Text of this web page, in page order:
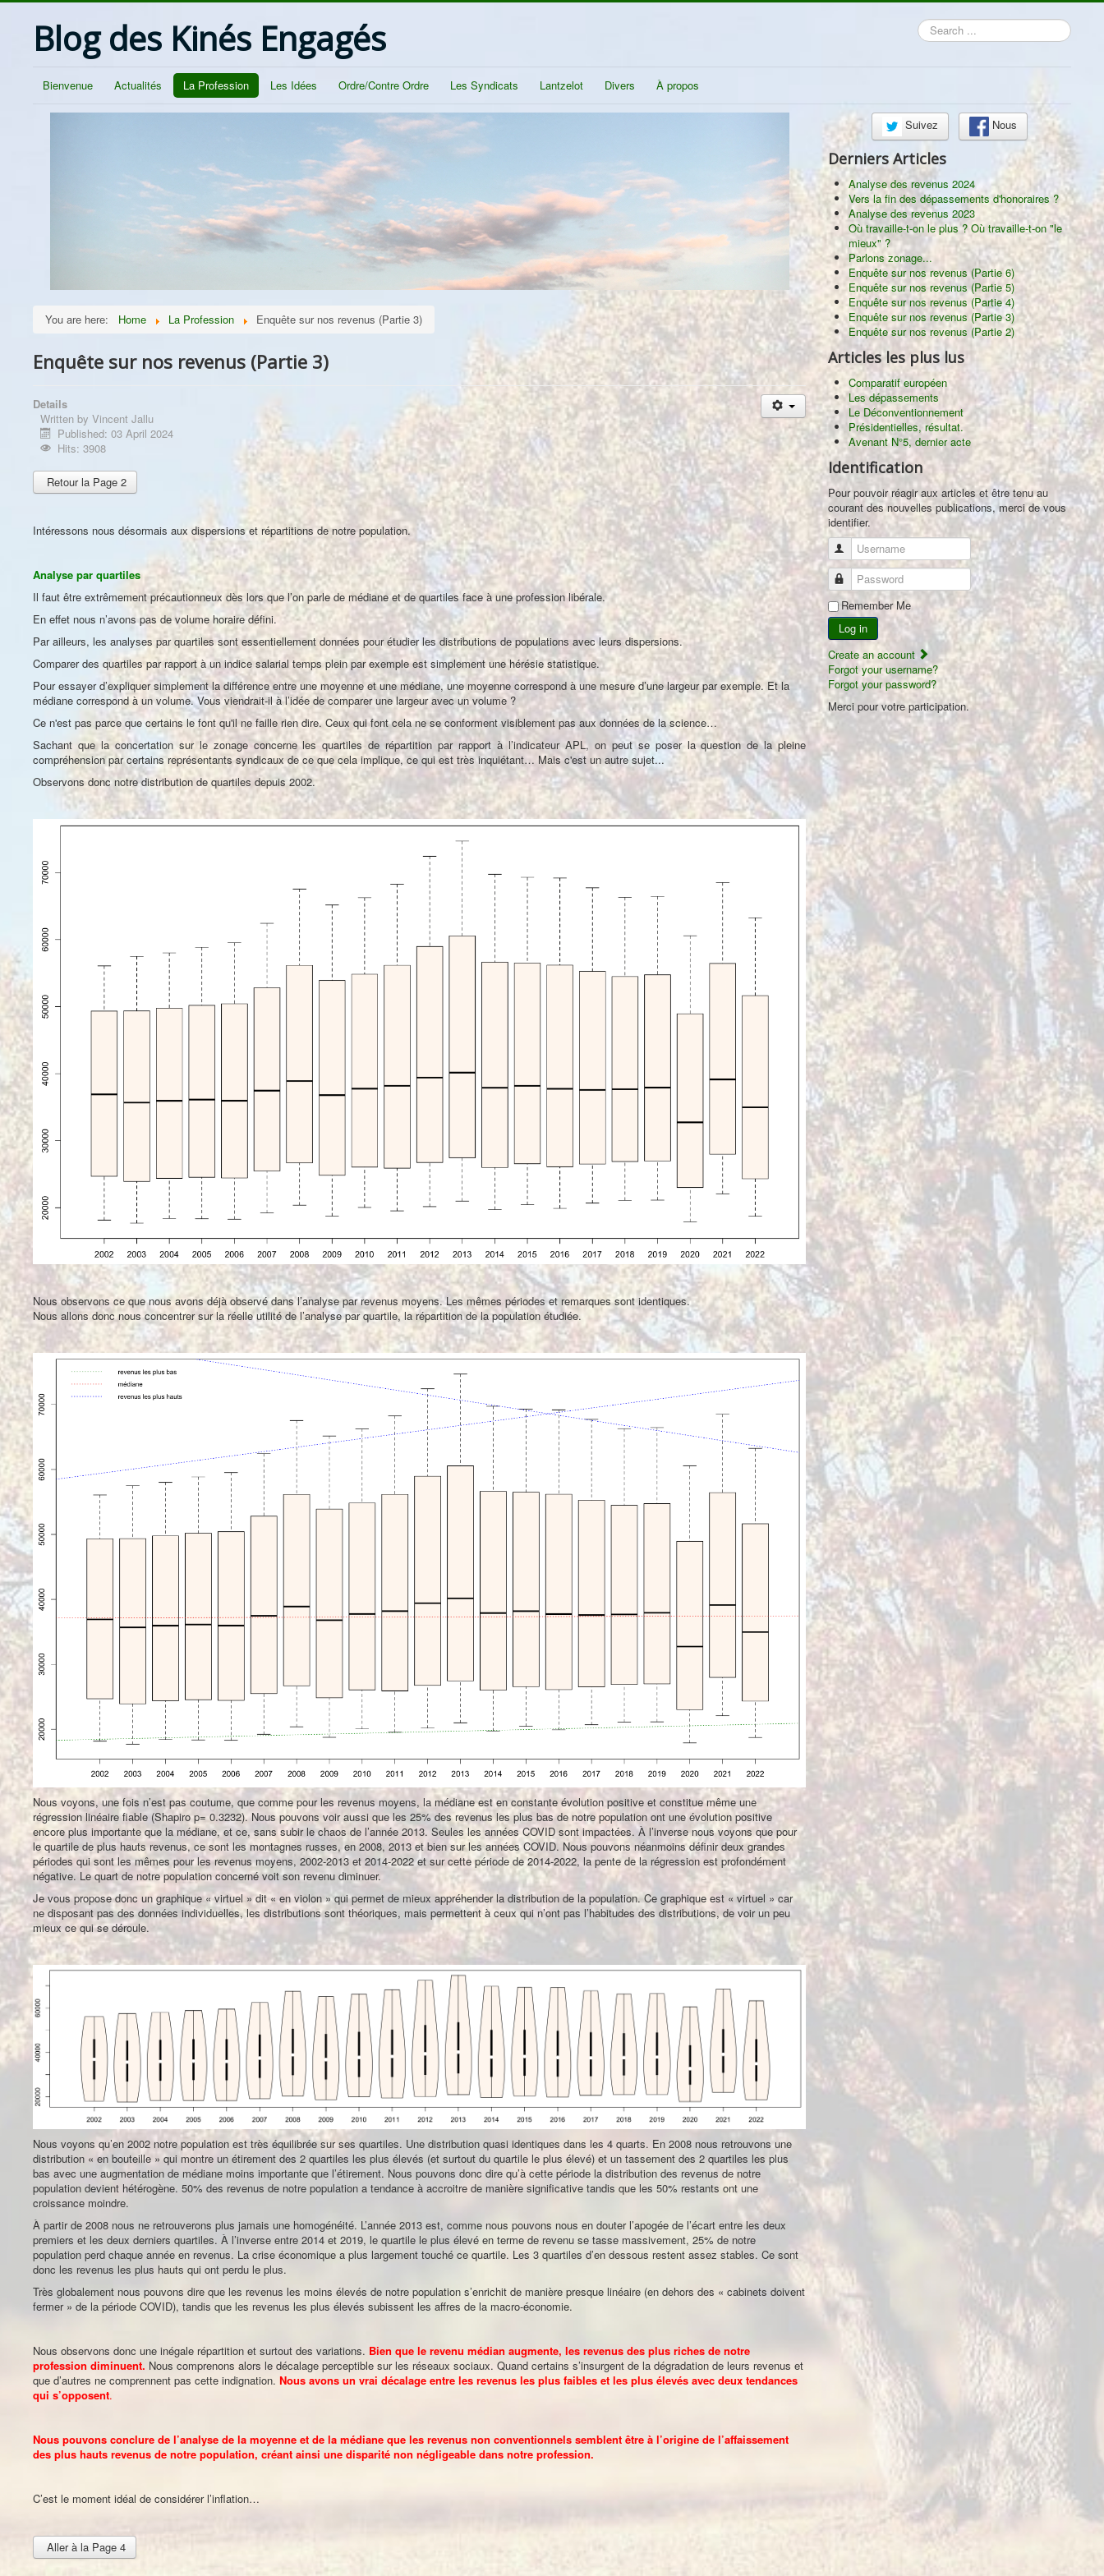
Blog des Kinés Engagés
Search
...
Bienvenue Actualités La Profession Les Idées Ordre/Contre Ordre Les Syndicats Lantzelot Divers À propos
You are here: Home La Profession Enquête sur nos revenus (Partie 3)
Enquête sur nos revenus (Partie 3)
Details
Written by Vincent Jallu
Published: 03 April 2024
Hits: 3908
Retour la Page 2
Intéressons nous désormais aux dispersions et répartitions de notre population.
Analyse par quartiles
Il faut être extrêmement précautionneux dès lors que l’on parle de médiane et de quartiles face à une profession libérale.
En effet nous n’avons pas de volume horaire défini.
Par ailleurs, les analyses par quartiles sont essentiellement données pour étudier les distributions de populations avec leurs dispersions.
Comparer des quartiles par rapport à un indice salarial temps plein par exemple est simplement une hérésie statistique.
Pour essayer d’expliquer simplement la différence entre une moyenne et une médiane, une moyenne correspond à une mesure d’une largeur par exemple. Et la
médiane correspond à un volume. Vous viendrait-il à l’idée de comparer une largeur avec un volume ?
Ce n'est pas parce que certains le font qu'il ne faille rien dire. Ceux qui font cela ne se conforment visiblement pas aux données de la science…
Sachant que la concertation sur le zonage concerne les quartiles de répartition par rapport à l’indicateur APL, on peut se poser la question de la pleine
compréhension par certains représentants syndicaux de ce que cela implique, ce qui est très inquiétant… Mais c'est un autre sujet...
Observons donc notre distribution de quartiles depuis 2002.
Nous observons ce que nous avons déjà observé dans l’analyse par revenus moyens. Les mêmes périodes et remarques sont identiques.
Nous allons donc nous concentrer sur la réelle utilité de l’analyse par quartile, la répartition de la population étudiée.
Nous voyons, une fois n’est pas coutume, que comme pour les revenus moyens, la médiane est en constante évolution positive et constitue même une
régression linéaire fiable (Shapiro p= 0.3232). Nous pouvons voir aussi que les 25% des revenus les plus bas de notre population ont une évolution positive
encore plus importante que la médiane, et ce, sans subir le chaos de l’année 2013. Seules les années COVID sont impactées. À l’inverse nous voyons que pour
le quartile de plus hauts revenus, ce sont les montagnes russes, en 2008, 2013 et bien sur les années COVID. Nous pouvons néanmoins définir deux grandes
périodes qui sont les mêmes pour les revenus moyens, 2002-2013 et 2014-2022 et sur cette période de 2014-2022, la pente de la régression est profondément
négative. Le quart de notre population concerné voit son revenu diminuer.
Je vous propose donc un graphique « virtuel » dit « en violon » qui permet de mieux appréhender la distribution de la population. Ce graphique est « virtuel » car
ne disposant pas des données individuelles, les distributions sont théoriques, mais permettent à ceux qui n’ont pas l’habitudes des distributions, de voir un peu
mieux ce qui se déroule.
Nous voyons qu’en 2002 notre population est très équilibrée sur ses quartiles. Une distribution quasi identiques dans les 4 quarts. En 2008 nous retrouvons une
distribution « en bouteille » qui montre un étirement des 2 quartiles les plus élevés (et surtout du quartile le plus élevé) et un tassement des 2 quartiles les plus
bas avec une augmentation de médiane moins importante que l’étirement. Nous pouvons donc dire qu’à cette période la distribution des revenus de notre
population devient hétérogène. 50% des revenus de notre population a tendance à accroitre de manière significative tandis que les 50% restants ont une
croissance moindre.
À partir de 2008 nous ne retrouverons plus jamais une homogénéité. L’année 2013 est, comme nous pouvons nous en douter l’apogée de l’écart entre les deux
premiers et les deux derniers quartiles. À l’inverse entre 2014 et 2019, le quartile le plus élevé en terme de revenu se tasse massivement, 25% de notre
population perd chaque année en revenus. La crise économique a plus largement touché ce quartile. Les 3 quartiles d’en dessous restent assez stables. Ce sont
donc les revenus les plus hauts qui ont perdu le plus.
Très globalement nous pouvons dire que les revenus les moins élevés de notre population s’enrichit de manière presque linéaire (en dehors des « cabinets doivent
fermer » de la période COVID), tandis que les revenus les plus élevés subissent les affres de la macro-économie.
Nous observons donc une inégale répartition et surtout des variations. Bien que le revenu médian augmente, les revenus des plus riches de notre
profession diminuent. Nous comprenons alors le décalage perceptible sur les réseaux sociaux. Quand certains s’insurgent de la dégradation de leurs revenus et
que d’autres ne comprennent pas cette indignation. Nous avons un vrai décalage entre les revenus les plus faibles et les plus élevés avec deux tendances
qui s’opposent.
Nous pouvons conclure de l’analyse de la moyenne et de la médiane que les revenus non conventionnels semblent être à l’origine de l’affaissement
des plus hauts revenus de notre population, créant ainsi une disparité non négligeable dans notre profession.
C’est le moment idéal de considérer l’inflation…
Aller à la Page 4
Suivez Nous
Derniers Articles
Analyse des revenus 2024
Vers la fin des dépassements d'honoraires ?
Analyse des revenus 2023
Où travaille-t-on le plus ? Où travaille-t-on "le
mieux" ?
Parlons zonage...
Enquête sur nos revenus (Partie 6)
Enquête sur nos revenus (Partie 5)
Enquête sur nos revenus (Partie 4)
Enquête sur nos revenus (Partie 3)
Enquête sur nos revenus (Partie 2)
Articles les plus lus
Comparatif européen
Les dépassements
Le Déconventionnement
Présidentielles, résultat.
Avenant N°5, dernier acte
Identification
Pour pouvoir réagir aux articles et être tenu au
courant des nouvelles publications, merci de vous
identifier.
Username
Password
Remember Me
Log in
Create an account
Forgot your username?
Forgot your password?
Merci pour votre participation.